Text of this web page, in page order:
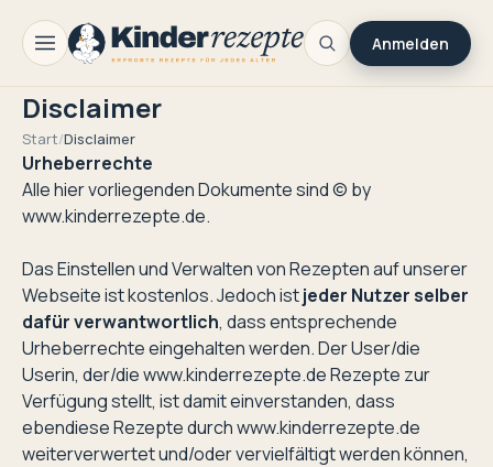
Anmelden
Disclaimer
Start/Disclaimer
Urheberrechte
Alle hier vorliegenden Dokumente sind © by
www.kinderrezepte.de.
Das Einstellen und Verwalten von Rezepten auf unserer
Webseite ist kostenlos. Jedoch istjeder Nutzer selber
dafür verwantwortlich, dass entsprechende
Urheberrechte eingehalten werden. Der User/die
Userin, der/die www.kinderrezepte.de Rezepte zur
Verfügung stellt, ist damit einverstanden, dass
ebendiese Rezepte durch www.kinderrezepte.de
weiterverwertet und/oder vervielfältigt werden können,